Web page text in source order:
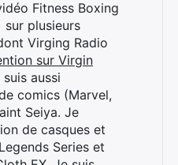
Fitness Boxing
plusieurs
Virging Radio
sur Virgin
suis aussi
comics (Marvel,
Seiya. Je
de casques et
Series et